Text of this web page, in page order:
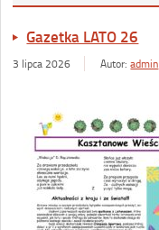
Gazetka LATO 26
3 lipca 2026 Autor:admin